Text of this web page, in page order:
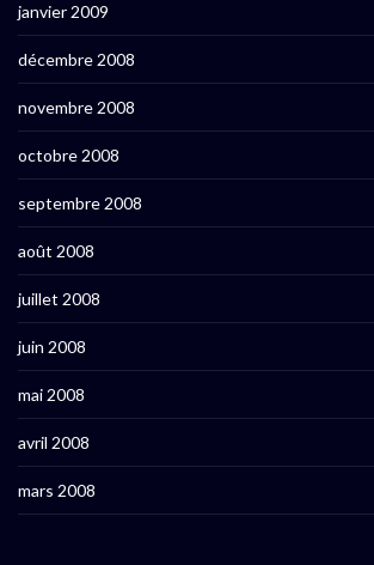
janvier 2009
décembre 2008
novembre 2008
octobre 2008
septembre 2008
août 2008
juillet 2008
juin 2008
mai 2008
avril 2008
mars 2008